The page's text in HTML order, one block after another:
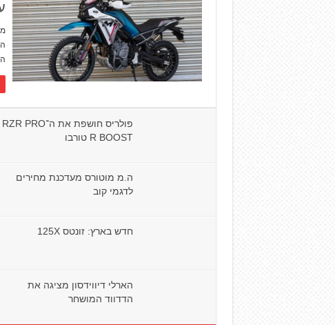
פולריס חושפת את ה־RZR PRO
R BOOST טורבו
ה.מ מוטורס מעדכנת מחירים
לדגמי קוב
חדש בארץ: זונטס 125X
הארלי דיווידסון מציגה את
הדדווד המושחר